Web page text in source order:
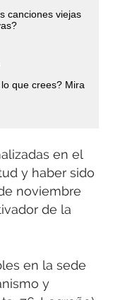
canciones viejas
que crees? Mira
en el
y haber sido
noviembre
de la
en la sede
y